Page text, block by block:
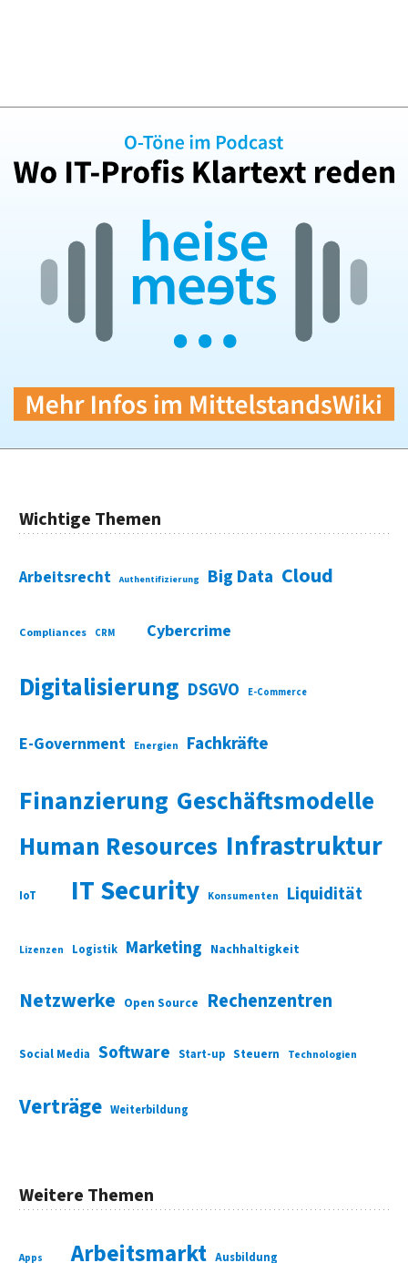
Wichtige Themen
Arbeitsrecht Authentifizierung Big Data Cloud
Compliances CRM Cybercrime
Digitalisierung DSGVO E-Commerce
E-Government Energien Fachkräfte
Finanzierung Geschäftsmodelle
Human Resources Infrastruktur
IoT IT Security Konsumenten Liquidität
Lizenzen Logistik Marketing Nachhaltigkeit
Netzwerke Open Source Rechenzentren
Social Media Software Start-up Steuern Technologien
Verträge Weiterbildung
Weitere Themen
Apps Arbeitsmarkt Ausbildung